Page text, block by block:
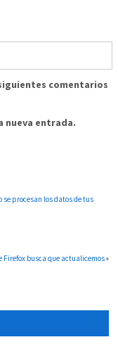
comentarios
nueva entrada.
se procesan los datos de tus
Firefox busca que actualicemos»